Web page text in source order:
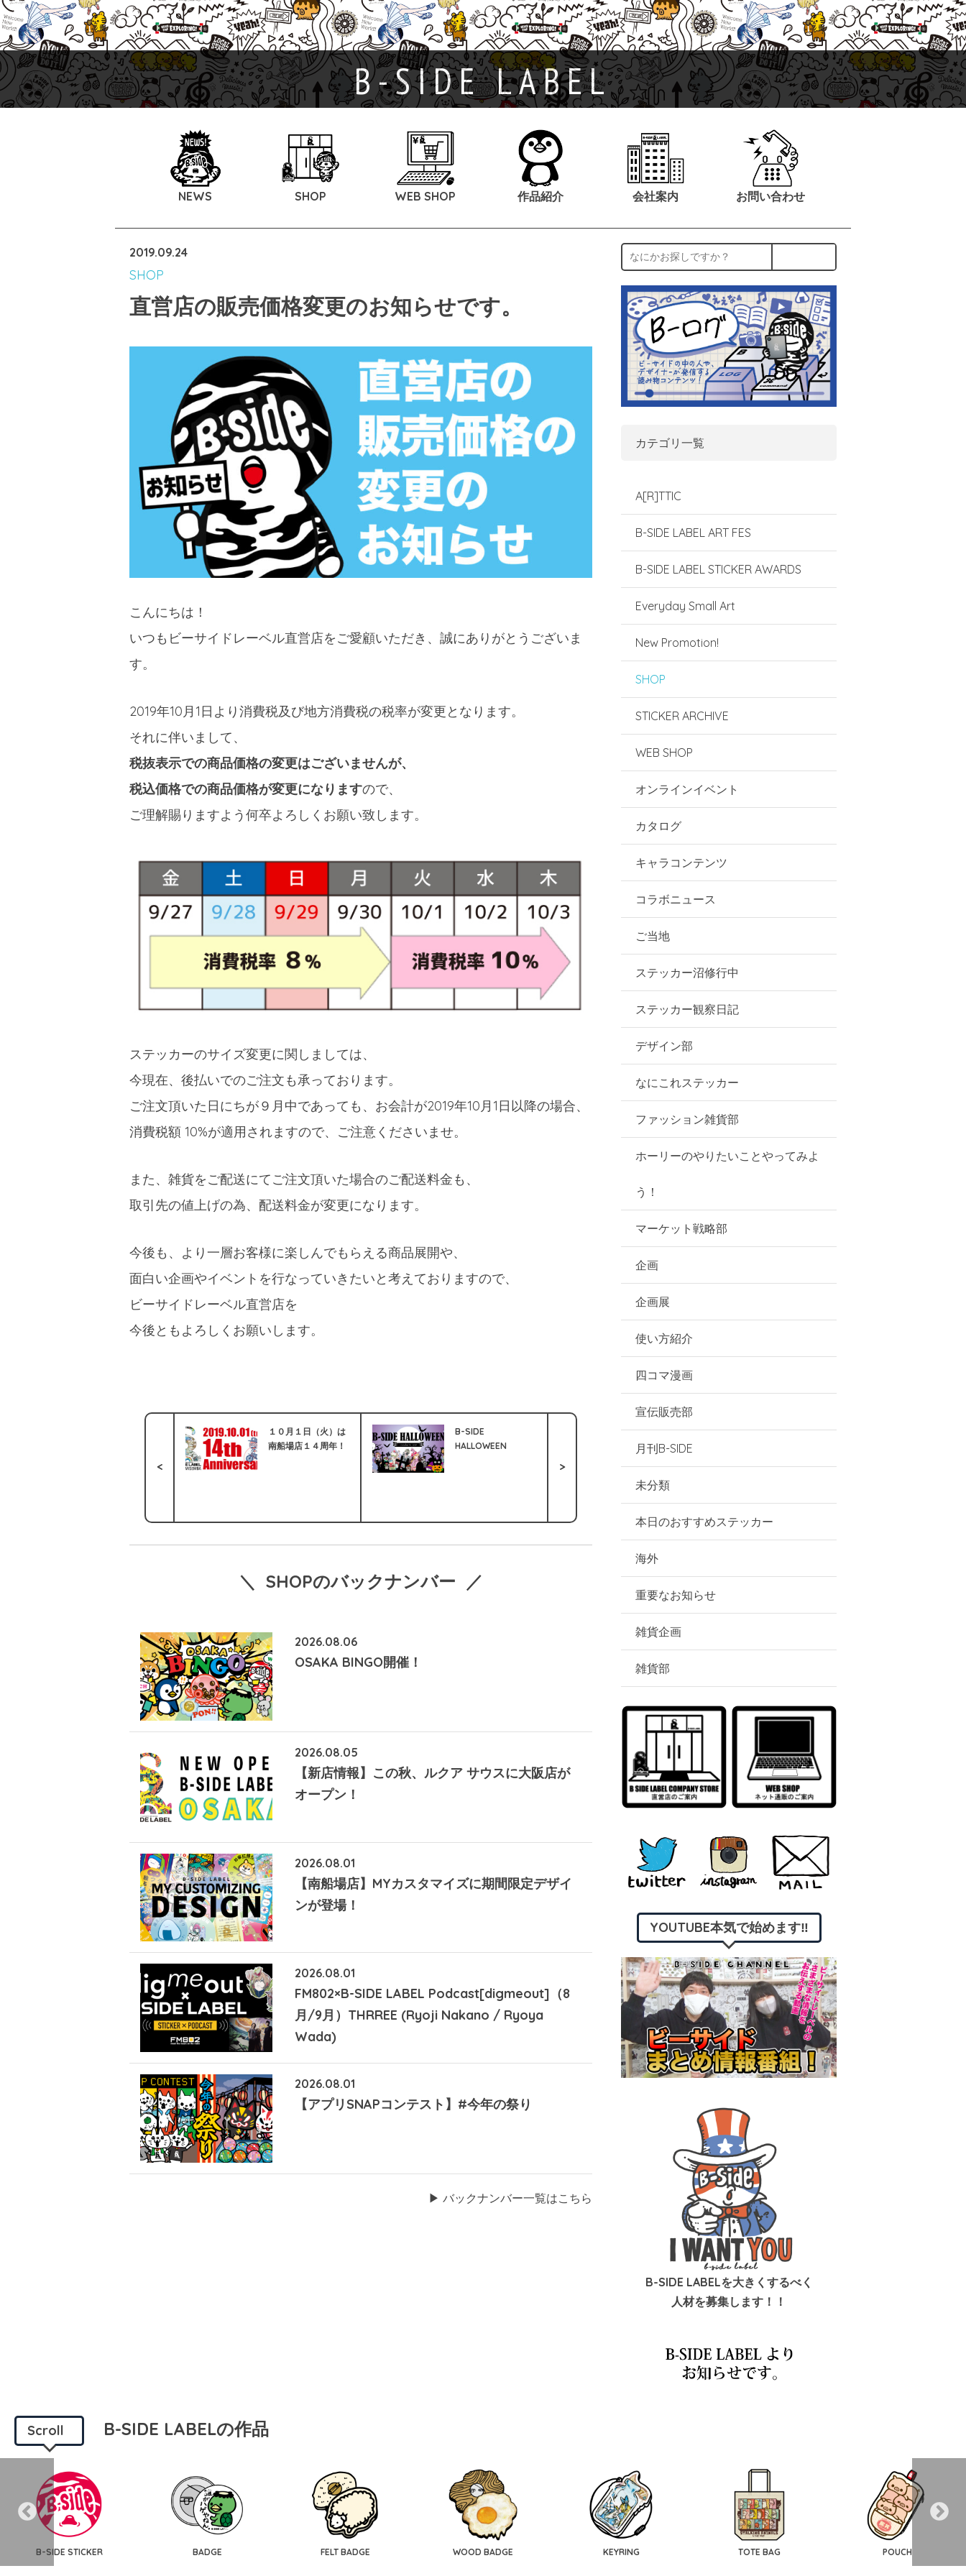
B-SIDE LABEL
NEWS SHOP WEB SHOP 作品紹介 会社案内 お問い合わせ
2019.09.24
SHOP
直営店の販売価格変更のお知らせです。
こんにちは！
いつもビーサイドレーベル直営店をご愛顧いただき、誠にありがとうございま
す。
2019年10月1日より消費税及び地方消費税の税率が変更となります。
それに伴いまして、
税抜表示での商品価格の変更はございませんが、
税込価格での商品価格が変更になりますので、
ご理解賜りますよう何卒よろしくお願い致します。
ステッカーのサイズ変更に関しましては、
今現在、後払いでのご注文も承っております。
ご注文頂いた日にちが９月中であっても、お会計が2019年10月1日以降の場合、
消費税額 10%が適用されますので、ご注意くださいませ。
また、雑貨をご配送にてご注文頂いた場合のご配送料金も、
取引先の値上げの為、配送料金が変更になります。
今後も、より一層お客様に楽しんでもらえる商品展開や、
面白い企画やイベントを行なっていきたいと考えておりますので、
ビーサイドレーベル直営店を
今後ともよろしくお願いします。
<
１０月１日（火）は
南船場店１４周年！
B-SIDE
HALLOWEEN
>
＼ SHOPのバックナンバー ／
2026.08.06
OSAKA BINGO開催！
2026.08.05
【新店情報】この秋、ルクア サウスに大阪店が
オープン！
2026.08.01
【南船場店】MYカスタマイズに期間限定デザイ
ンが登場！
2026.08.01
FM802×B-SIDE LABEL Podcast[digmeout]（8
月/9月）THRREE (Ryoji Nakano / Ryoya
Wada)
2026.08.01
【アプリSNAPコンテスト】#今年の祭り
▶︎ バックナンバー一覧はこちら
カテゴリ一覧
A[R]TTIC
B-SIDE LABEL ART FES
B-SIDE LABEL STICKER AWARDS
Everyday Small Art
New Promotion!
SHOP
STICKER ARCHIVE
WEB SHOP
オンラインイベント
カタログ
キャラコンテンツ
コラボニュース
ご当地
ステッカー沼修行中
ステッカー観察日記
デザイン部
なにこれステッカー
ファッション雑貨部
ホーリーのやりたいことやってみよ
う！
マーケット戦略部
企画
企画展
使い方紹介
四コマ漫画
宣伝販売部
月刊B-SIDE
未分類
本日のおすすめステッカー
海外
重要なお知らせ
雑貨企画
雑貨部
YOUTUBE本気で始めます‼︎
B-SIDE LABELを大きくするべく
人材を募集します！！
Scroll B-SIDE LABELの作品
B-SIDE STICKER BADGE FELT BADGE WOOD BADGE KEYRING TOTE BAG POUCH